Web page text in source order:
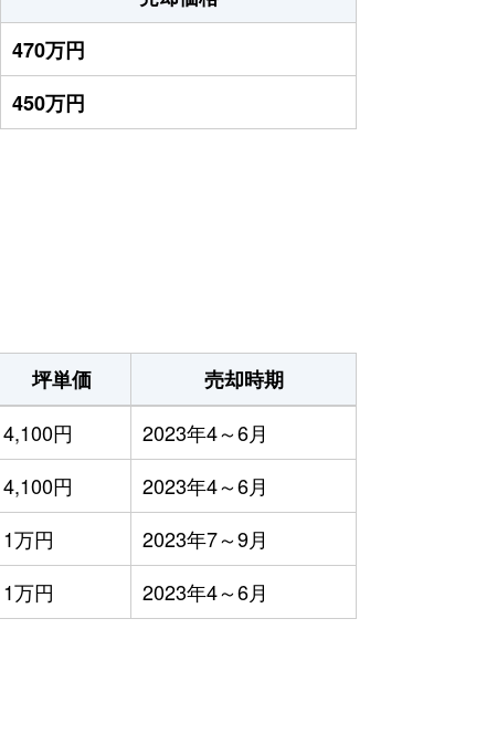
470万円
450万円
坪単価
売却時期
4,100円
2023年4～6月
4,100円
2023年4～6月
1万円
2023年7～9月
1万円 2023年4～6月